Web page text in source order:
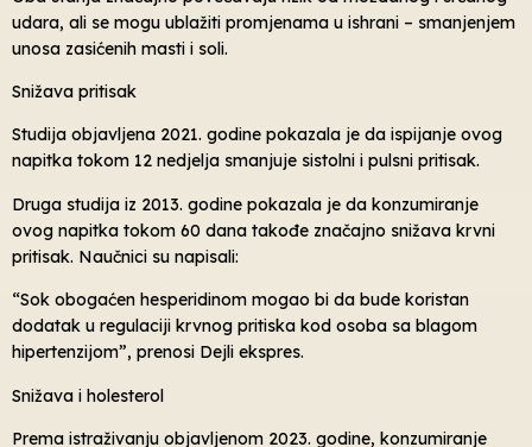
udara, ali se mogu ublažiti promjenama u ishrani – smanjenjem
unosa zasićenih masti i soli.
Snižava pritisak
Studija objavljena 2021. godine pokazala je da ispijanje ovog
napitka tokom 12 nedjelja smanjuje sistolni i pulsni pritisak.
Druga studija iz 2013. godine pokazala je da konzumiranje
ovog napitka tokom 60 dana takođe značajno snižava krvni
pritisak. Naučnici su napisali:
“Sok obogaćen hesperidinom mogao bi da bude koristan
dodatak u regulaciji krvnog pritiska kod osoba sa blagom
hipertenzijom”, prenosi Dejli ekspres.
Snižava i holesterol
Prema istraživanju objavljenom 2023. godine, konzumiranje